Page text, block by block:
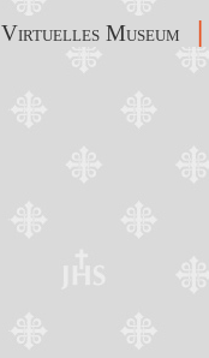
Virtuelles Museum